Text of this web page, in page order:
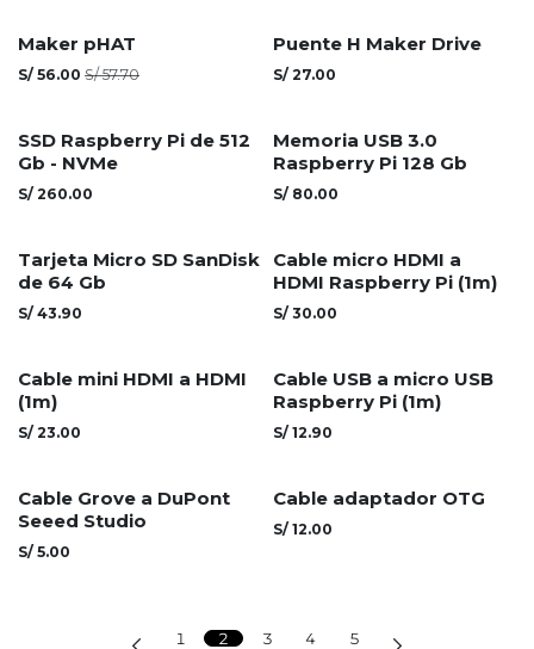
Maker pHAT
S/ 56.00 S/57.70
Puente H Maker Drive
S/ 27.00
Agotado
SSD Raspberry Pi de 512
Gb - NVMe
S/ 260.00
Memoria USB 3.0
Raspberry Pi 128 Gb
S/ 80.00
Agotado
Tarjeta Micro SD SanDisk
de 64 Gb
S/ 43.90
Cable micro HDMI a
HDMI Raspberry Pi (1m)
S/ 30.00
Cable mini HDMI a HDMI
(1m)
S/ 23.00
Cable USB a micro USB
Raspberry Pi (1m)
S/ 12.90
Cable Grove a DuPont
Seeed Studio
S/ 5.00
Cable adaptador OTG
S/ 12.00
1 2 3 4 5